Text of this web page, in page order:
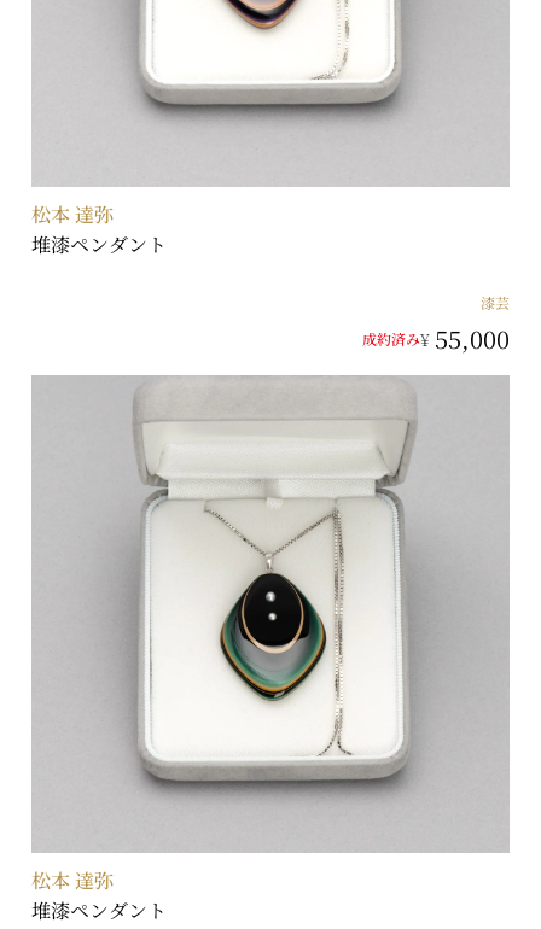
松本 達弥
堆漆ペンダント
漆芸
成約済み¥ 55,000
松本 達弥
堆漆ペンダント